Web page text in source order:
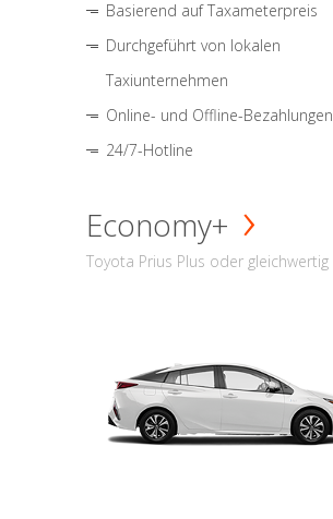
Basierend auf Taxameterpreis
Durchgeführt von lokalen
Taxiunternehmen
Online- und Offline-Bezahlungen
24/7-Hotline
Economy+
Toyota Prius Plus oder gleichwertig